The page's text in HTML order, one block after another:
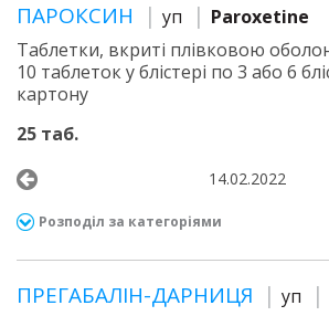
ПАРОКСИН уп
Paroxetine
Таблетки, вкриті плівковою
10 таблеток у блістері по 3 або 6
картону
25 таб.
14.02.2022
Розподіл за категоріями
ПРЕГАБАЛІН-ДАРНИЦЯ уп